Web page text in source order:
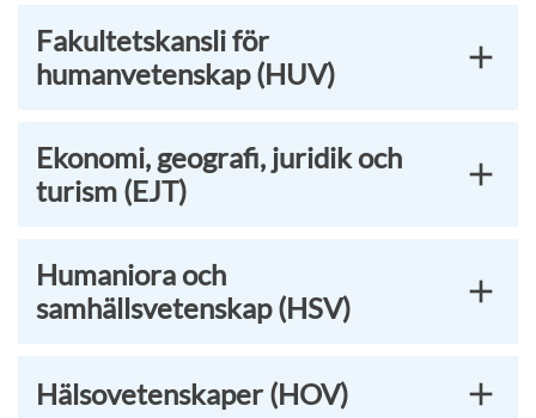
Fakultetskansli för
humanvetenskap (HUV)
Ekonomi, geografi, juridik och
turism (EJT)
Humaniora och
samhällsvetenskap (HSV)
Hälsovetenskaper (HOV)